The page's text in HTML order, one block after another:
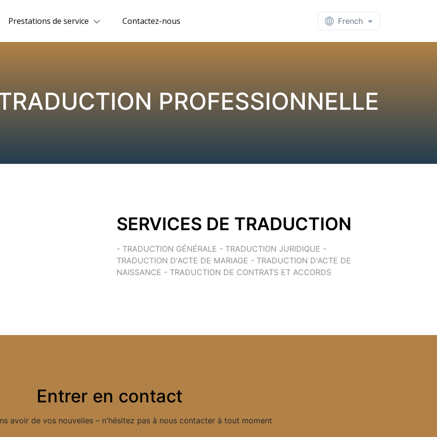
Prestations de service Contactez-nous French
PROFESSIONNELLE
SERVICES DE TRADUCTION
- TRADUCTION GÉNÉRALE - TRADUCTION JURIDIQUE -
TRADUCTION D'ACTE DE MARIAGE - TRADUCTION D'ACTE DE
NAISSANCE - TRADUCTION DE CONTRATS ET ACCORDS
Entrer en contact
avoir de vos nouvelles – n'hésitez pas à nous contacter à tout moment